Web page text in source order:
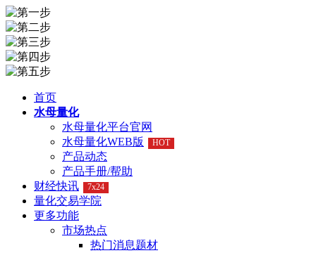
首页
水母量化
水母量化平台官网
水母量化WEB版
HOT
产品动态
产品手册/帮助
财经快讯
7x24
量化交易学院
更多功能
市场热点
热门消息题材